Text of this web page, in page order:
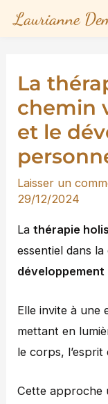
AllerLaurianne
La
chemin
et le
Laisser un
29/12/2024
Lathérapie
essentiel dans
développement
Elle invite à une
mettant en
le corps, l’esprit
Cette approche